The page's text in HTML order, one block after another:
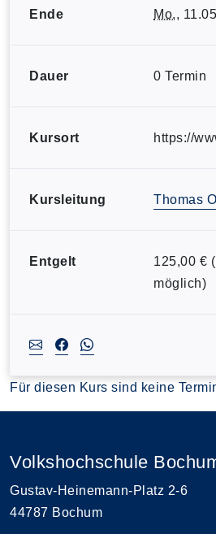
Ende Mo.,
Dauer 0 Termin
Kursort https://
Kursleitung Thomas
Entgelt
125,00 €
möglich)
Für diesen Kurs sind keine
Volkshochschule
Gustav-Heinemann-Platz 2-6
44787 Bochum